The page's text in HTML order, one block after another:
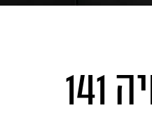
מקרר דלפק עם סלטיה 141